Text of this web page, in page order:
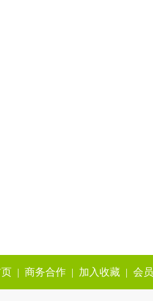
| 商务合作 | 加入收藏 | 会